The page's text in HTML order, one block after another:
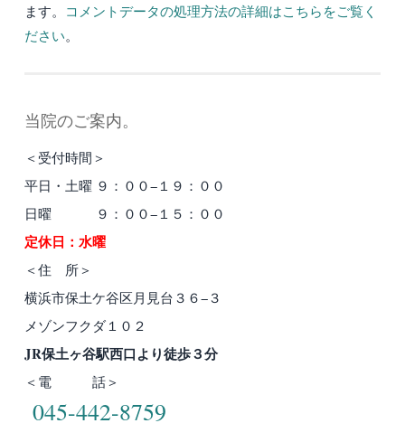
ます。 コメントデータの処理方法の詳細はこちらをご覧く
ださい。
当院のご案内。
＜受付時間＞
平日・土曜 ９：００−１９：００
日曜 ９：００−１５：００
定休日：水曜
＜住 所＞
横浜市保土ケ谷区月見台３６−３
メゾンフクダ１０２
JR保土ヶ谷駅西口より徒歩３分
＜電 話＞
045-442-8759